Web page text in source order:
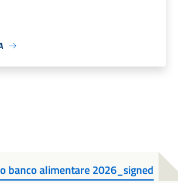
banco alimentare 2026_signed